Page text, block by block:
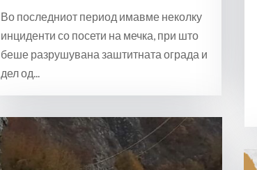
Во последниот период имавме неколку
инциденти со посети на мечка, при што
беше разрушувана заштитната ограда и
дел од...